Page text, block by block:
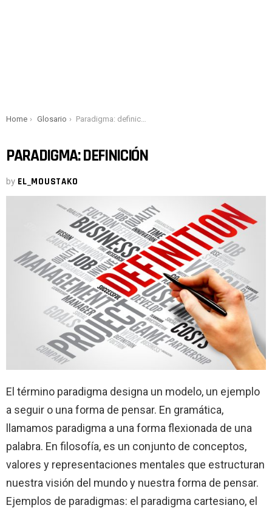
You are here:
Home Glosario Paradigma: definición
PARADIGMA: DEFINICIÓN
by EL_MOUSTAKO
El término paradigma designa un modelo, un ejemplo
a seguir o una forma de pensar. En gramática,
llamamos paradigma a una forma flexionada de una
palabra. En filosofía, es un conjunto de conceptos,
valores y representaciones mentales que estructuran
nuestra visión del mundo y nuestra forma de pensar.
Ejemplos de paradigmas: el paradigma cartesiano, el